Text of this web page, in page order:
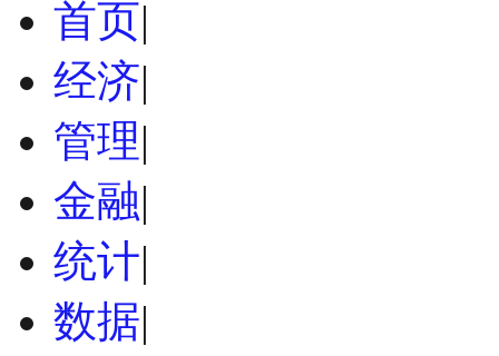
首页|
经济|
管理|
金融|
统计|
数据|